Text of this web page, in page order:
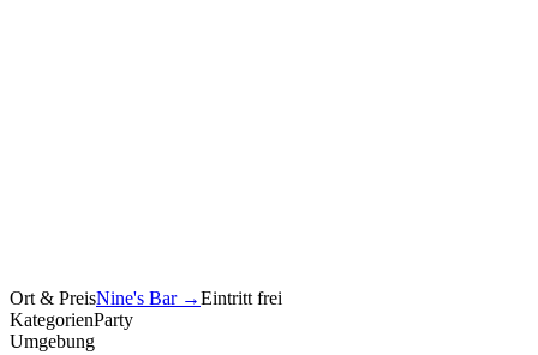
Ort & PreisNine's Bar→Eintritt frei
KategorienParty
Umgebung